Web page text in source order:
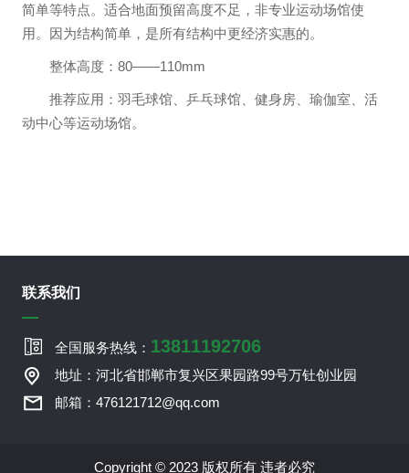
简单等特点。适合地面预留高度不足，非专业运动场馆使
用。因为结构简单，是所有结构中更经济实惠的。
整体高度：80——110mm
推荐应用：羽毛球馆、乒乓球馆、健身房、瑜伽室、活
动中心等运动场馆。
联系我们
全国服务热线： 13811192706
地址：河北省邯郸市复兴区果园路99号万钍创业园
邮箱：476121712@qq.com
Copyright © 2023 版权所有 违者必究